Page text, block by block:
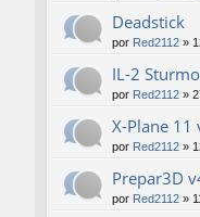
Deadstick
por Red2112 »
IL-2
por Red2112 »
X-Plane 11
por Red2112 »
Prepar3D
por Red2112 »